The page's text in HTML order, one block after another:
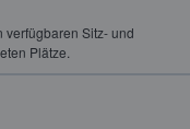
Sitz- und
Plätze.